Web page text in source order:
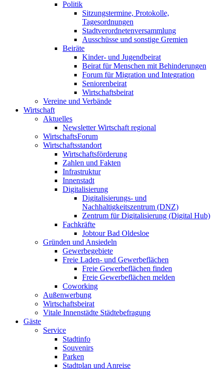
Politik
Sitzungstermine, Protokolle,
Tagesordnungen
Stadtverordnetenversammlung
Ausschüsse und sonstige Gremien
Beiräte
Kinder- und Jugendbeirat
Beirat für Menschen mit Behinderungen
Forum für Migration und Integration
Seniorenbeirat
Wirtschaftsbeirat
Vereine und Verbände
Wirtschaft
Aktuelles
Newsletter Wirtschaft regional
WirtschaftsForum
Wirtschaftsstandort
Wirtschaftsförderung
Zahlen und Fakten
Infrastruktur
Innenstadt
Digitalisierung
Digitalisierungs- und
Nachhaltigkeitszentrum (DNZ)
Zentrum für Digitalisierung (Digital Hub)
Fachkräfte
Jobtour Bad Oldesloe
Gründen und Ansiedeln
Gewerbegebiete
Freie Laden- und Gewerbeflächen
Freie Gewerbeflächen finden
Freie Gewerbeflächen melden
Coworking
Außenwerbung
Wirtschaftsbeirat
Vitale Innenstädte Städtebefragung
Gäste
Service
Stadtinfo
Souvenirs
Parken
Stadtplan und Anreise